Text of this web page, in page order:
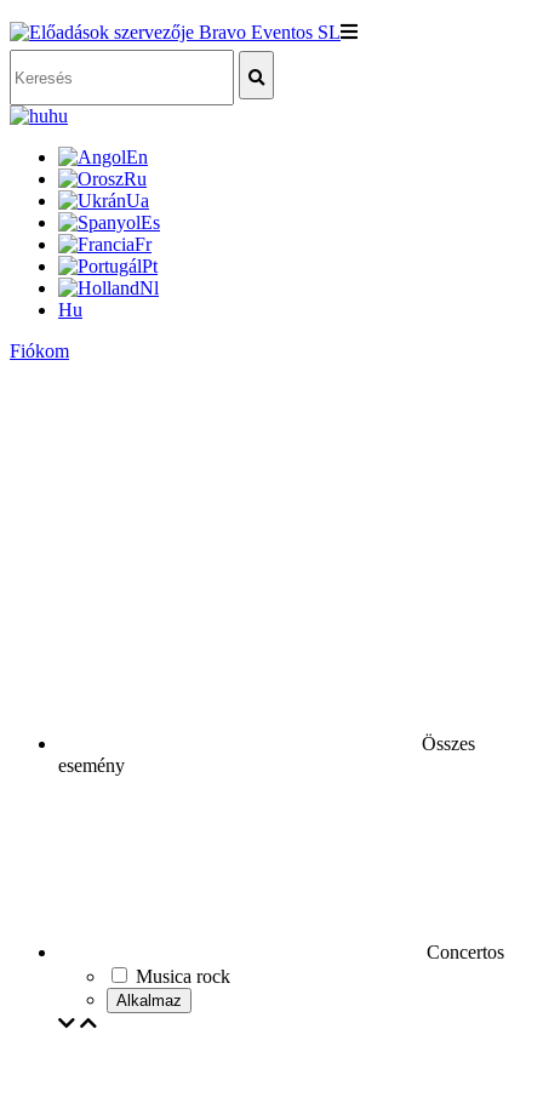
hu
En
Ru
Ua
Es
Fr
Pt
Nl
Hu
Fiókom
Összes
esemény
Concertos
Musica rock
Alkalmaz